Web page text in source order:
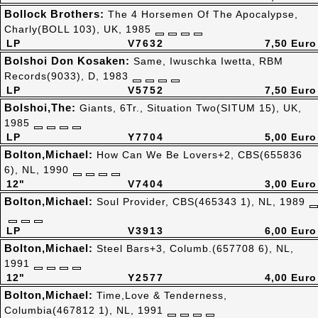
V7632
LP
Bollock Brothers: The 4 Horsemen Of The Apocalypse,
Charly(BOLL 103), UK, 1985
7,50 Euro
V5752
LP
Bolshoi Don Kosaken: Same, Iwuschka Iwetta, RBM
Records(9033), D, 1983
7,50 Euro
Y7704
LP
Bolshoi,The: Giants, 6Tr., Situation Two(SITUM 15), UK,
1985
5,00 Euro
V7404
12"
Bolton,Michael: How Can We Be Lovers+2, CBS(655836
6), NL, 1990
3,00 Euro
V3913
LP
Bolton,Michael: Soul Provider, CBS(465343 1), NL, 1989
6,00 Euro
Y2577
12"
Bolton,Michael: Steel Bars+3, Columb.(657708 6), NL,
1991
4,00 Euro
Bolton,Michael: Time,Love & Tenderness,
Columbia(467812 1), NL, 1991